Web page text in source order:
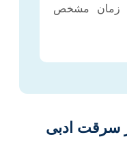
زمان مشخص
سرقت ادبی